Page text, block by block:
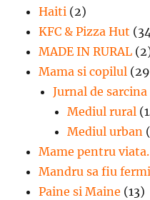
Haiti (2)
KFC & Pizza Hut
MADE IN RURAL
Mama si copilul
Jurnal de sarcina
Mediul rural
Mediul urban
Mame pentru
Mandru sa fiu
Paine si Maine (13)